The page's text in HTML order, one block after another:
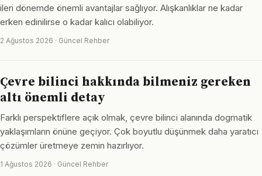
ileri dönemde önemli avantajlar sağlıyor. Alışkanlıklar ne kadar
erken edinilirse o kadar kalıcı olabiliyor.
2 Ağustos 2026 · Güncel Rehber
Çevre bilinci hakkında bilmeniz gereken
altı önemli detay
Farklı perspektiflere açık olmak, çevre bilinci alanında dogmatik
yaklaşımların önüne geçiyor. Çok boyutlu düşünmek daha yaratıcı
çözümler üretmeye zemin hazırlıyor.
1 Ağustos 2026 · Güncel Rehber